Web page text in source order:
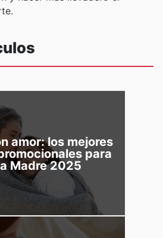
amor: los mejores
para
Madre 2025